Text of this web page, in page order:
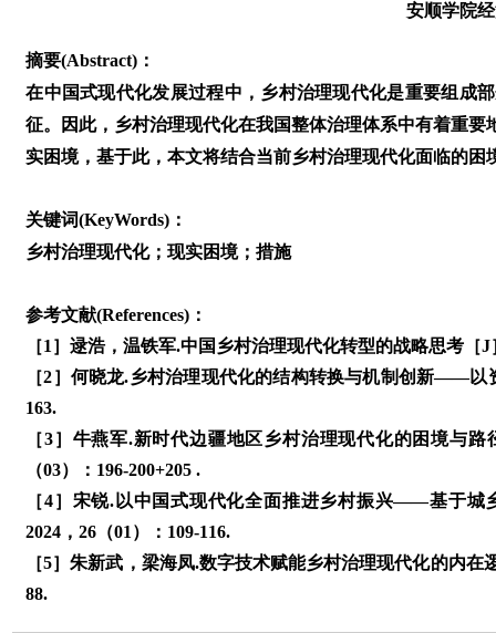
安顺学院
摘要(Abstract)：
在中国式现代化发展过程中，乡村治理现代化是重要组成
征。因此，乡村治理现代化在我国整体治理体系中有着重
实困境，基于此，本文将结合当前乡村治理现代化面临的困
关键词(KeyWords)：
乡村治理现代化；现实困境；措施
参考文献(References)：
［1］逯浩，温铁军.中国乡村治理现代化转型的战略思考［
［2］何晓龙.乡村治理现代化的结构转换与机制创新——以
163.
［3］牛燕军.新时代边疆地区乡村治理现代化的困境与
（03）：196-200+205 .
［4］宋锐.以中国式现代化全面推进乡村振兴——基于
2024，26（01）：109-116.
［5］朱新武，梁海凤.数字技术赋能乡村治理现代化的内
88.